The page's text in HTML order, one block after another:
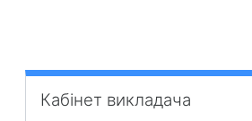
Пропустити Кабінет викладача
Кабінет викладача